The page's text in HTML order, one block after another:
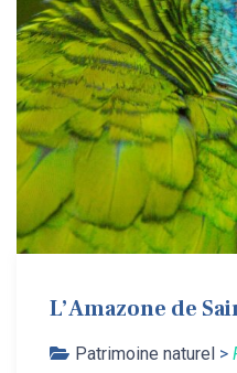
L’Amazone de
Patrimoine naturel >